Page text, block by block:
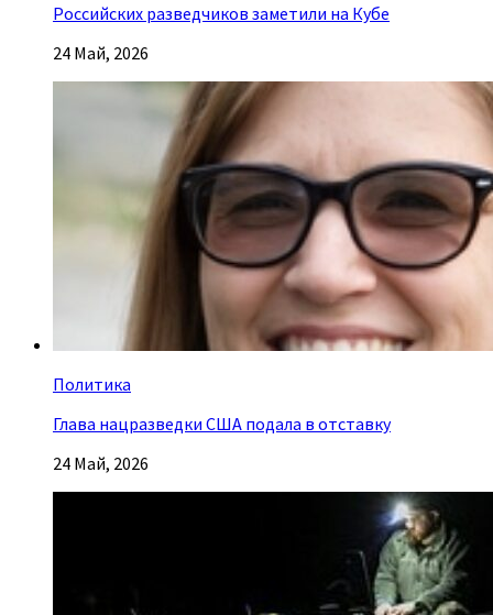
Российских разведчиков заметили на Кубе
24 Май, 2026
Политика
Глава нацразведки США подала в отставку
24 Май, 2026